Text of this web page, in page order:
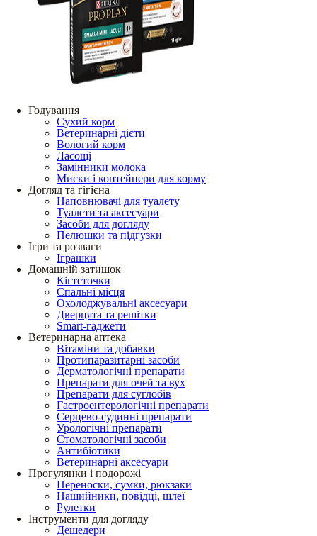
Годування
Сухий корм
Ветеринарні дієти
Вологий корм
Ласощі
Замінники молока
Миски і контейнери для корму
Догляд та гігієна
Наповнювачі для туалету
Туалети та аксесуари
Засоби для догляду
Пелюшки та підгузки
Ігри та розваги
Іграшки
Домашній затишок
Кігтеточки
Спальні місця
Охолоджувальні аксесуари
Дверцята та решітки
Smart-гаджети
Ветеринарна аптека
Вітаміни та добавки
Протипаразитарні засоби
Дерматологічні препарати
Препарати для очей та вух
Препарати для суглобів
Гастроентерологічні препарати
Серцево-судинні препарати
Урологічні препарати
Стоматологічні засоби
Антибіотики
Ветеринарні аксесуари
Прогулянки і подорожі
Переноски, сумки, рюкзаки
Нашийники, повідці, шлеї
Рулетки
Інструменти для догляду
Дешедери